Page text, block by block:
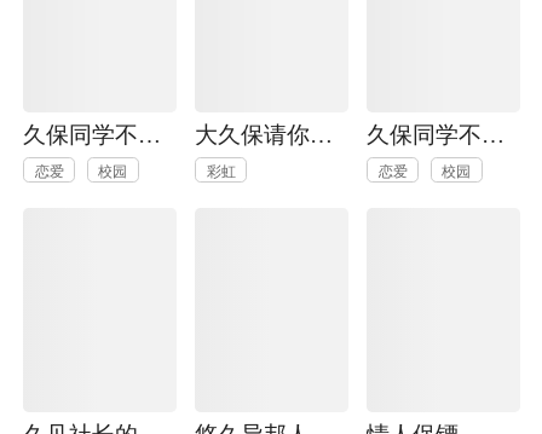
久保同学不原谅我
恋爱 校园
大久保请你别哭泣
彩虹
久保同学不放过我
恋爱 校园